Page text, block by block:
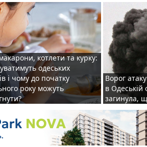
котлети та курку:
одеських
і чому до початку
року можуть
Ворог
в Одеській
загинула,